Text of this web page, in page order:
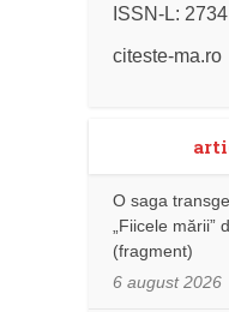
ISSN-L:
citeste-ma.ro
O saga
„Fiicele mării”
(fragment)
6 august 2026